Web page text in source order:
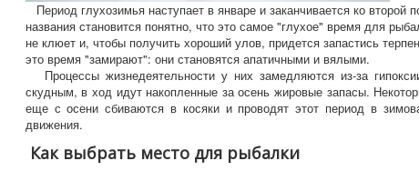
Период глухозимья наступает в январе и заканчивается ко второй
названия становится понятно, что это самое "глухое" время для
не клюет и, чтобы получить хороший улов, придется запастись
это время "замирают": они становятся апатичными и вялыми.
Процессы жизнедеятельности у них замедляются из-за
скудным, в ход идут накопленные за осень жировые запасы.
еще с осени сбиваются в косяки и проводят этот период в
движения.
Как выбрать место для рыбалки